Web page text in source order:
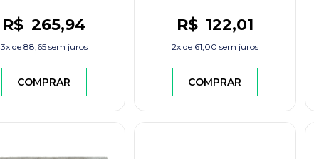
R$ 265,94
3x de 88,65sem juros
COMPRAR
R$ 122,01
2x de 61,00 sem juros
COMPRAR